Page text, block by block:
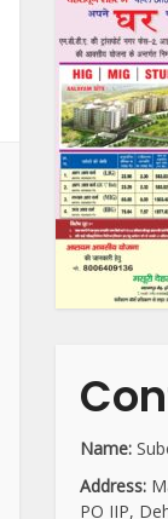
Name:
Address:
PO IIP,